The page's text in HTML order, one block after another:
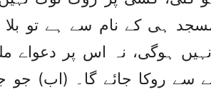
ہی کے نام سے ہے تو
ہوگی، نہ اس پر دعواے
سے روکا جائے گا۔ (اب) جو